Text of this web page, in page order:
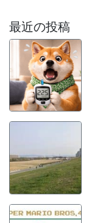
最近の投稿